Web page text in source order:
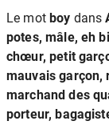
Le motboy dans
potes, mâle, eh
chœur, petit
mauvais garçon,
marchand des
porteur,